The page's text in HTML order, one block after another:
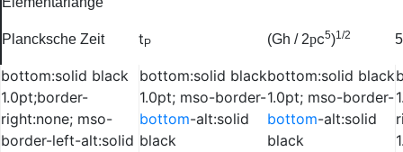
Plancksche Zeit t P (Gh / 2pc5)1/2
bottom:solid black
1.0pt;border-
right:none; mso-
border-left-alt:solid
bottom:solid black
1.0pt; mso-border-
bottom-alt:solid
black
bottom:solid black
1.0pt; mso-border-
bottom-alt:solid
black